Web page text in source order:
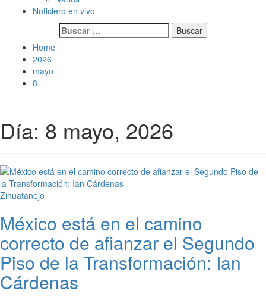
Noticiero en vivo
Buscar:
Home
2026
mayo
8
Día: 8 mayo, 2026
Zihuatanejo
México está en el camino
correcto de afianzar el Segundo
Piso de la Transformación: Ian
Cárdenas